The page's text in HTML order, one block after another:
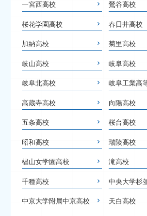
一宮西高校 鶯谷高校
桜花学園高校 春日井高校
加納高校 菊里高校
岐山高校 岐阜高校
岐阜北高校 岐阜工業高
高蔵寺高校 向陽高校
五条高校 桜台高校
昭和高校 瑞陵高校
椙山女学園高校 滝高校
千種高校 中央大学杉
中京大学附属中京高校 天白高校